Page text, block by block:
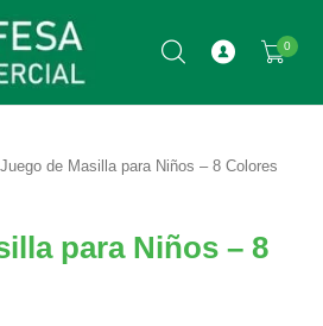
0
Juego de Masilla para Niños – 8 Colores
para Niños – 8